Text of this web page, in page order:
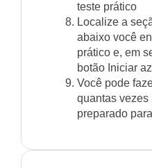
teste prático
Localize a
abaixo você
prático e, em
botão Iniciar
Você pode
quantas vezes
preparado